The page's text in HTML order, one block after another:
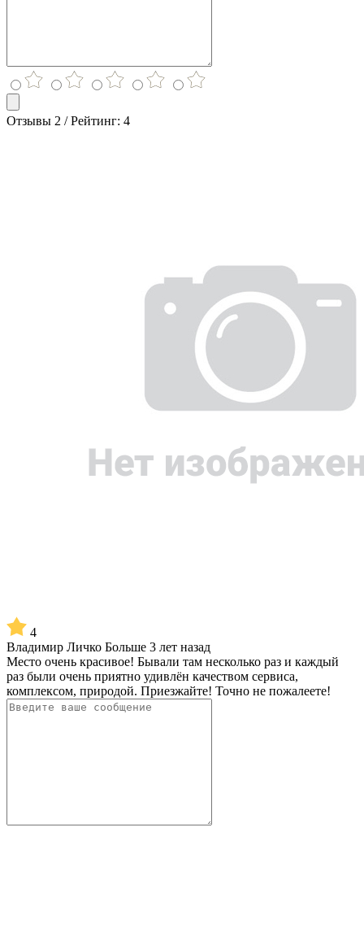
Отзывы 2 / Рейтинг: 4
4
Владимир Личко Больше 3 лет назад
Место очень красивое! Бывали там несколько раз и каждый
раз были очень приятно удивлён качеством сервиса,
комплексом, природой. Приезжайте! Точно не пожалеете!